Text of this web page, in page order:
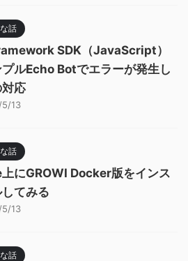
話
SDK（JavaScript）
ルEcho Botでエラーが発生し
応
13
話
にGROWI Docker版をインス
してみる
13
話